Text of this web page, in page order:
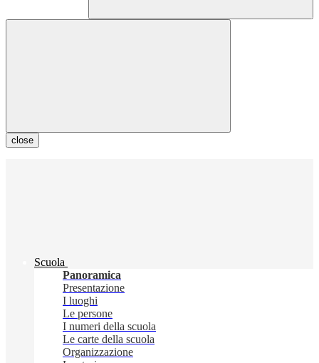
close
Scuola
Panoramica
Presentazione
I luoghi
Le persone
I numeri della scuola
Le carte della scuola
Organizzazione